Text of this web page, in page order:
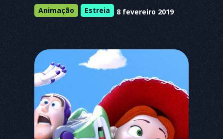
Animação Estreia 8 fevereiro 2019